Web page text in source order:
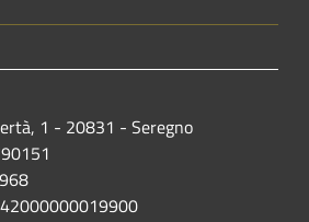
1 - 20831 - Seregno